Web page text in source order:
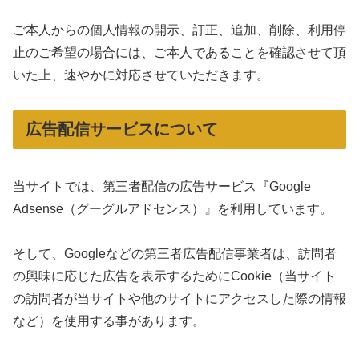
ご本人からの個人情報の開示、訂正、追加、削除、利用停
止のご希望の場合には、ご本人であることを確認させて頂
いた上、速やかに対応させていただきます。
広告配信サービスについて
当サイトでは、第三者配信の広告サービス『Google
Adsense（グーグルアドセンス）』を利用しています。
そして、Googleなどの第三者広告配信事業者は、訪問者
の興味に応じた広告を表示するためにCookie（当サイト
の訪問者が当サイトや他のサイトにアクセスした際の情報
など）を使用する事があります。